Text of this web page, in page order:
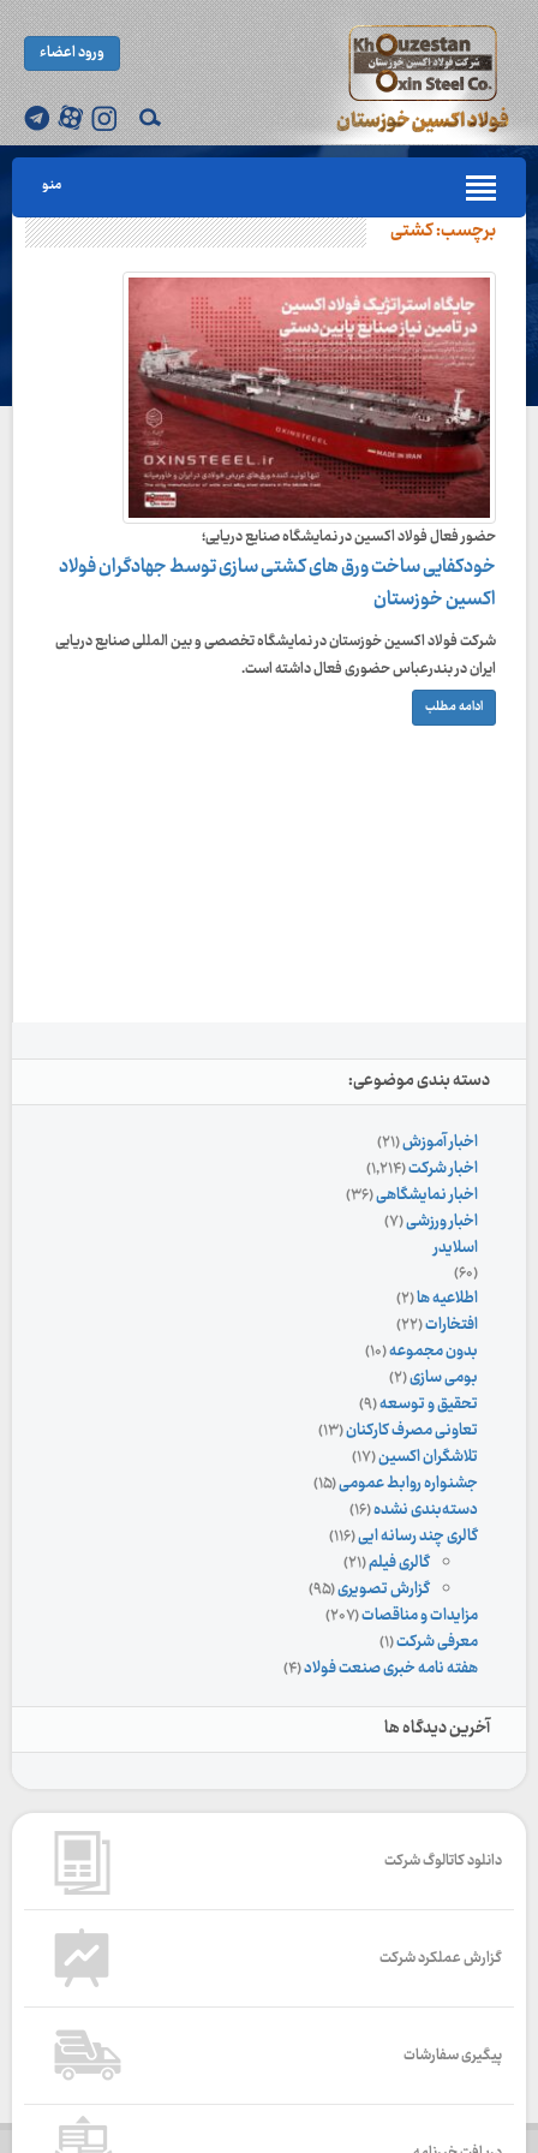
ورود اعضاء
منو
برچسب:کشتی
حضور فعال فولاد اکسین در نمایشگاه صنایع دریایی؛
خودکفایی ساخت ورق های کشتی سازی توسط جهادگران فولاد
اکسین خوزستان
شرکت فولاد اکسین خوزستان در نمایشگاه تخصصی و بین المللی صنایع دریایی
ایران در بندرعباس حضوری فعال داشته است.
ادامه مطلب
دسته بندی موضوعی:
اخبار آموزش(۲۱)
اخبار شرکت(۱,۲۱۴)
اخبار نمایشگاهی(۳۶)
اخبار ورزشی(۷)
اسلایدر
(۶۰)
اطلاعیه ها(۲)
افتخارات(۲۲)
بدون مجموعه(۱۰)
بومی سازی(۲)
تحقیق و توسعه(۹)
تعاونی مصرف کارکنان(۱۳)
تلاشگران اکسین(۱۷)
جشنواره روابط عمومی(۱۵)
دسته‌بندی نشده(۱۶)
گالری چند رسانه ایی(۱۱۶)
گالری فیلم(۲۱)
گزارش تصویری(۹۵)
مزایدات و مناقصات(۲۰۷)
معرفی شرکت(۱)
هفته نامه خبری صنعت فولاد(۴)
آخرین دیدگاه ها
دانلود کاتالوگ شرکت
گزارش عملکرد شرکت
پیگیری سفارشات